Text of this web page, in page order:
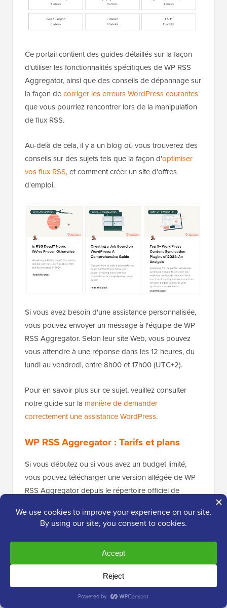
Ce portail contient des guides détaillés sur la façon
d'utiliser les fonctionnalités spécifiques de WP RSS
Aggregator, ainsi que des conseils de dépannage sur
la façon decorriger les erreurs WordPress courantes
que vous pourriez rencontrer lors de la manipulation
de flux RSS.
Au-delà de cela, il y a un blog où vous trouverez des
conseils sur des sujets tels que la façon d'optimiser
vos flux RSS, et comment créer un site d'offres
d'emploi.
Si vous avez besoin d'une assistance personnalisée,
vous pouvez envoyer un message à l'équipe de WP
RSS Aggregator. Selon leur site Web, vous pouvez
vous attendre à une réponse dans les 12 heures, du
lundi au vendredi, entre 8h00 et 17h00 (UTC+2).
Pour en savoir plus sur ce sujet, veuillez consulter
notre guide sur la manière de demander
correctement une assistance WordPress.
WP RSS Aggregator : Tarifs et plans
Si vous débutez ou si vous avez un budget limité,
vous pouvez télécharger une version allégée de WP
RSS Aggregator depuis le répertoire officiel de
illimité de flux RSS, à partir d'autant de sources que
vous le souhaitez.
Cependant, si vous souhaitez convertir ces flux en
supplémentaires prêts à l'emploi ou utiliser les
intégrations d'IA, vous devrez passer à un plan